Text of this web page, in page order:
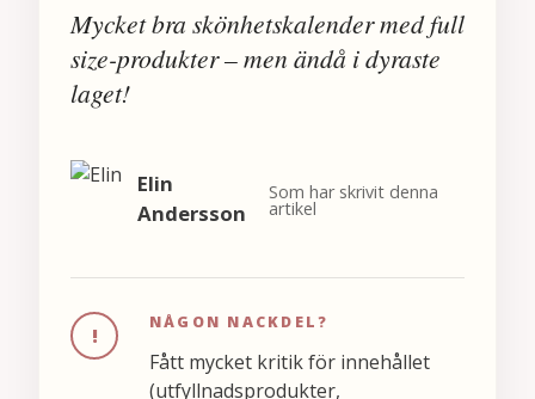
Mycket bra skönhetskalender med full
size-produkter – men ändå i dyraste
laget!
Elin
Andersson
Som har skrivit denna
artikel
!
NÅGON NACKDEL?
Fått mycket kritik för innehållet
(utfyllnadsprodukter,